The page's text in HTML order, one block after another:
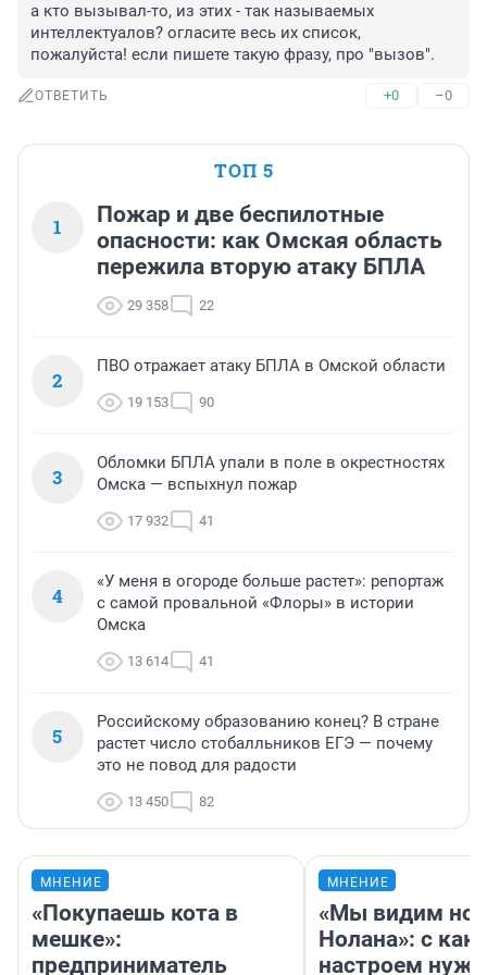
а кто вызывал-то, из этих - так называемых
интеллектуалов? огласите весь их список,
пожалуйста! если пишете такую фразу, про "вызов".
ОТВЕТИТЬ +0 –0
ТОП 5
1
Пожар и две беспилотные
опасности: как Омская область
пережила вторую атаку БПЛА
29 358 22
2
ПВО отражает атаку БПЛА в Омской области
19 153 90
3
Обломки БПЛА упали в поле в окрестностях
Омска — вспыхнул пожар
17 932 41
4
«У меня в огороде больше растет»: репортаж
с самой провальной «Флоры» в истории
Омска
13 614 41
5
Российскому образованию конец? В стране
растет число стобалльников ЕГЭ — почему
это не повод для радости
13 450 82
МНЕНИЕ
«Покупаешь кота в
мешке»:
предприниматель
МНЕНИЕ
«Мы видим
Нолана»: с
настроем